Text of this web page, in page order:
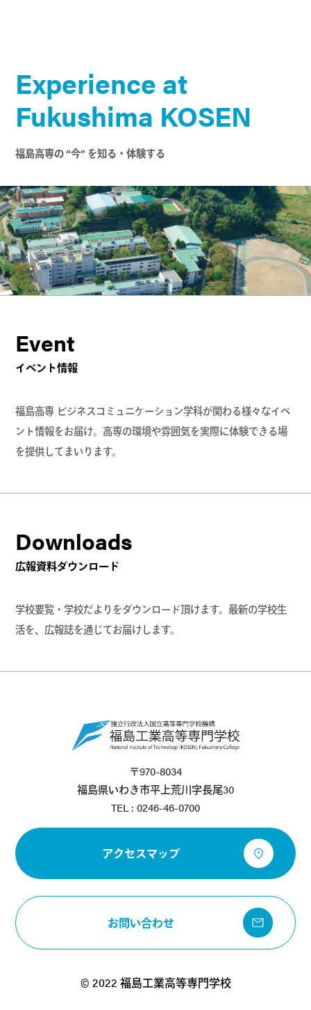
Experience at
Fukushima KOSEN
福島高専の “今” を知る・体験する
Event
イベント情報
福島高専 ビジネスコミュニケーション学科が関わる様々なイベ
ント情報をお届け。高専の環境や雰囲気を実際に体験できる場
を提供してまいります。
Downloads
広報資料ダウンロード
学校要覧・学校だよりをダウンロード頂けます。最新の学校生
活を、広報誌を通じてお届けします。
〒970-8034
福島県いわき市平上荒川字長尾30
TEL : 0246-46-0700
アクセスマップ
お問い合わせ
© 2022 福島工業高等専門学校